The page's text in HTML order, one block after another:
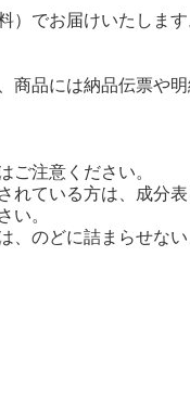
）でお届けいたします
商品には納品伝票や
ご注意ください。
れている方は、成分
い。
、のどに詰まらせな